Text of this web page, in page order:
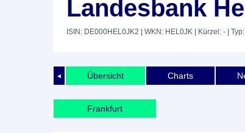
Landesbank
ISIN: DE000HEL0JK2 | WKN: HEL0JK | Kürzel: - |
◄ Übersicht Charts
Frankfurt